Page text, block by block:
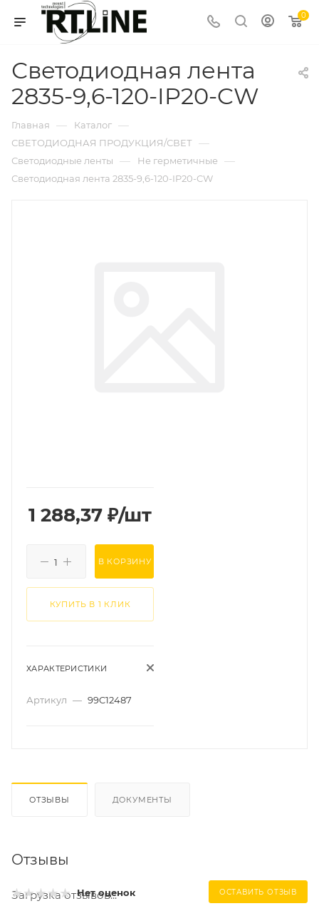
0
Светодиодная лента
2835-9,6-120-IP20-CW
Главная — Каталог —
СВЕТОДИОДНАЯ ПРОДУКЦИЯ/СВЕТ —
Светодиодные ленты — Не герметичные —
Светодиодная лента 2835-9,6-120-IP20-CW
1 288,37 ₽/шт
В КОРЗИНУ
КУПИТЬ В 1 КЛИК
ХАРАКТЕРИСТИКИ
Артикул — 99C12487
ОТЗЫВЫ ДОКУМЕНТЫ
Отзывы
Нет оценок ОСТАВИТЬ ОТЗЫВ
Загрузка отзывов...